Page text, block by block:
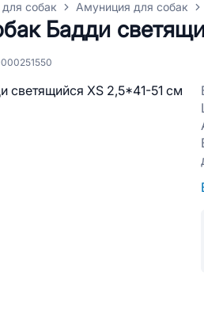
собак Амуниция для собак
Бадди